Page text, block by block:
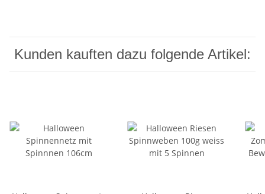
Kunden kauften dazu folgende Artikel: